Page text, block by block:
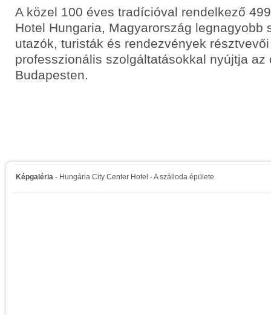
A közel 100 éves tradícióval rendelkező
Hotel Hungaria, Magyarország legnagyobb
utazók, turisták és rendezvények
professzionális szolgáltatásokkal nyújtja az
Budapesten.
Képgaléria - Hungária City Center Hotel - A szálloda épülete